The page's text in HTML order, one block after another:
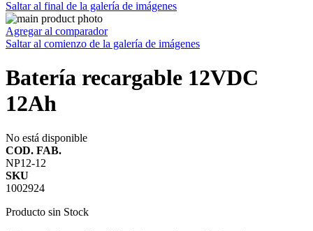
Saltar al final de la galería de imágenes
Agregar al comparador
Saltar al comienzo de la galería de imágenes
Batería recargable 12VDC
12Ah
No está disponible
COD. FAB.
NP12-12
SKU
1002924
Producto sin Stock